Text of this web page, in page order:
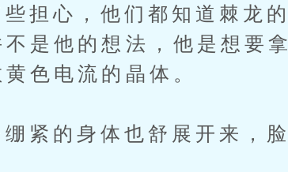
心，他们都知道棘龙的
是他的想法，他是想要拿
色电流的晶体。
的身体也舒展开来，脸